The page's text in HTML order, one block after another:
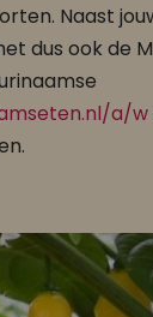
Naast
dus ook de
a/w